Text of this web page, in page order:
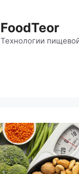
FoodTeor
Технологии